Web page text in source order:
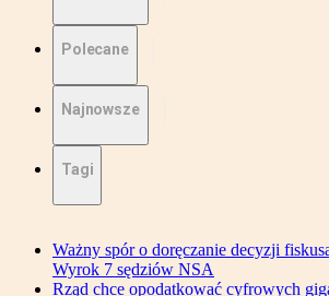
Polecane
Najnowsze
Tagi
Ważny spór o doręczanie decyzji
Wyrok 7 sędziów NSA
Rząd chce opodatkować cyfrowych